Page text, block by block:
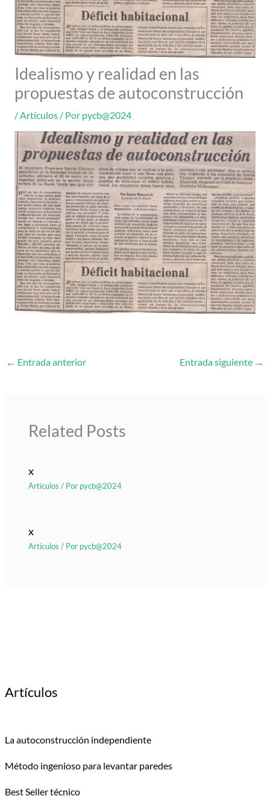
Artículos
La autoconstrucción independiente
Método ingenioso para levantar paredes
Best Seller técnico
Idealismo y realidad en las
propuestas de autoconstrucción
/Artículos/ Por pycb@2024
← Entrada anterior Entrada siguiente →
Related Posts
x
Artículos / Por pycb@2024
x
Artículos / Por pycb@2024